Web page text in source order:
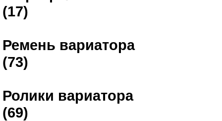
(17)
Ремень вариатора
(73)
Ролики вариатора
(69)